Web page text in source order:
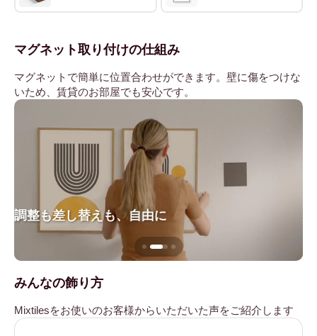
マグネット取り付けの仕組み
マグネットで簡単に位置合わせができます。壁に傷をつけな
いため、賃貸のお部屋でも安心です。
調整も差し替えも、自由に
みんなの飾り方
Mixtilesをお使いのお客様からいただいた声をご紹介します